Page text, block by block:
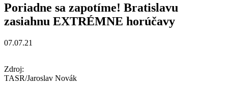
Poriadne sa zapotíme! Bratislavu
zasiahnu EXTRÉMNE horúčavy
07.07.21
Zdroj:
TASR/Jaroslav Novák